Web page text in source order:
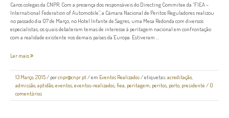
Caros colegas da CNPR, Com a presença dos responsáveis do Directing Commitee da “FIEA –
International Federation of Automobile”, a Câmara Nacional de Peritos Reguladores realizou
no passado dia 07 de Março, no Hotel Infante de Sagres, uma Mesa Redonda com diversos
especialistas, os quais debateram temas de interesse à peritagem nacional em confrontação
com a realidade existente nos demais países da Europa. Estiveram ...
Ler mais
13 Março, 2015/ porcnpr@cnpr.pt/ em Eventos Realizados/ etiquetas:acreditação,
admissão,aptidão,eventos,eventos-realizados, fiea, peritagem, peritos, porto, presidente / 0
comentários